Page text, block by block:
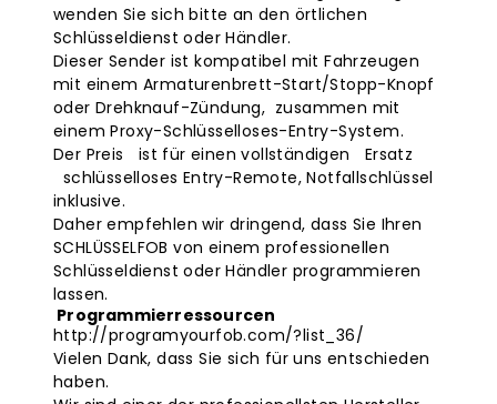
wenden Sie sich bitte an den örtlichen
Schlüsseldienst oder Händler.
Dieser Sender ist kompatibel mit Fahrzeugen
mit einem Armaturenbrett-Start/Stopp-Knopf
oder Drehknauf-Zündung, zusammen mit
einem Proxy-Schlüsselloses-Entry-System.
Der Preis ist für einen vollständigen Ersatz
schlüsselloses Entry-Remote, Notfallschlüssel
inklusive.
Daher empfehlen wir dringend, dass Sie Ihren
SCHLÜSSELFOB von einem professionellen
Schlüsseldienst oder Händler programmieren
lassen.
Programmierressourcen
http://programyourfob.com/?list_36/
Vielen Dank, dass Sie sich für uns entschieden
haben.